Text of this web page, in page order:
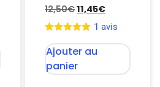
12,50€11,45€
1 avis
Ajouter au
panier